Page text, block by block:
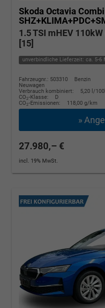
Skoda Octavia Combi
1.5 TSI mHEV 110kW
[15]
unverbindliche Lieferzeit: ca. 5-6
Fahrzeugnr.: 503310
Benzin
Neuwagen
Verbrauch kombiniert:
5,20 l/
CO2-Klasse:
D
CO2-Emissionen: 118,00 g/km
»
27.980,– €
incl. 19% MwSt.